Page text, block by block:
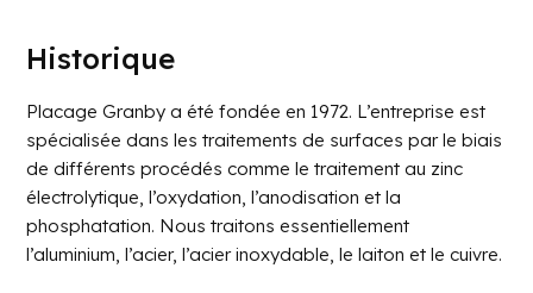
joindrede zinc et
manganèse
Placage
au zinc
Placage
à l'étain
Défragilisation
Nettoyage
Historique
Placage Granby a été fondée en 1972. L’entreprise est
spécialisée dans les traitements de surfaces par le biais
de différents procédés comme le traitement au zinc
électrolytique, l’oxydation, l’anodisation et la
phosphatation. Nous traitons essentiellement
l’aluminium, l’acier, l’acier inoxydable, le laiton et le cuivre.